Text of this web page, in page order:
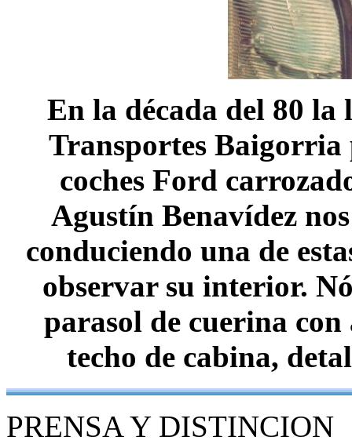
En la década del 80 la
Transportes Baigorria
coches Ford
Agustín Benavídez
conduciendo una de
observar su interior.
parasol de cuerina con
techo de cabina,
PRENSA Y DISTINCION